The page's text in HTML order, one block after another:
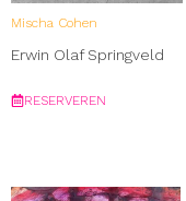
Mischa Cohen
Erwin Olaf Springveld
RESERVEREN